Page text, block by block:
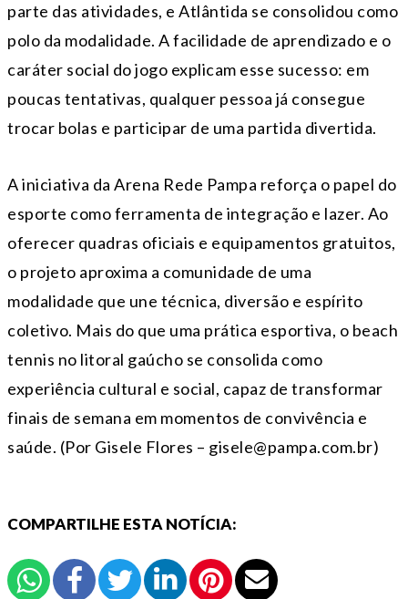
parte das atividades, e Atlântida se consolidou como
polo da modalidade. A facilidade de aprendizado e o
caráter social do jogo explicam esse sucesso: em
poucas tentativas, qualquer pessoa já consegue
trocar bolas e participar de uma partida divertida.
A iniciativa da Arena Rede Pampa reforça o papel do
esporte como ferramenta de integração e lazer. Ao
oferecer quadras oficiais e equipamentos gratuitos,
o projeto aproxima a comunidade de uma
modalidade que une técnica, diversão e espírito
coletivo. Mais do que uma prática esportiva, o beach
tennis no litoral gaúcho se consolida como
experiência cultural e social, capaz de transformar
finais de semana em momentos de convivência e
saúde. (Por Gisele Flores – gisele@pampa.com.br)
COMPARTILHE ESTA NOTÍCIA: